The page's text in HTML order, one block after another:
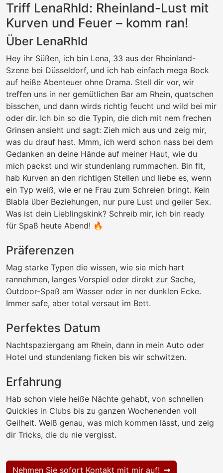
Triff LenaRhld: Rheinland-Lust mit
Kurven und Feuer – komm ran!
Über LenaRhld
Hey ihr Süßen, ich bin Lena, 33 aus der Rheinland-
Szene bei Düsseldorf, und ich hab einfach mega Bock
auf heiße Abenteuer ohne Drama. Stell dir vor, wir
treffen uns in ner gemütlichen Bar am Rhein, quatschen
bisschen, und dann wirds richtig feucht und wild bei mir
oder dir. Ich bin so die Typin, die dich mit nem frechen
Grinsen ansieht und sagt: Zieh mich aus und zeig mir,
was du drauf hast. Mmm, ich werd schon nass bei dem
Gedanken an deine Hände auf meiner Haut, wie du
mich packst und wir stundenlang rummachen. Bin fit,
hab Kurven an den richtigen Stellen und liebe es, wenn
ein Typ weiß, wie er ne Frau zum Schreien bringt. Kein
Blabla über Beziehungen, nur pure Lust und geiler Sex.
Was ist dein Lieblingskink? Schreib mir, ich bin ready
für Spaß heute Abend! 🔥
Präferenzen
Mag starke Typen die wissen, wie sie mich hart
rannehmen, langes Vorspiel oder direkt zur Sache,
Outdoor-Spaß am Wasser oder in ner dunklen Ecke.
Immer safe, aber total versaut im Bett.
Perfektes Datum
Nachtspaziergang am Rhein, dann in mein Auto oder
Hotel und stundenlang ficken bis wir schwitzen.
Erfahrung
Hab schon viele heiße Nächte gehabt, von schnellen
Quickies in Clubs bis zu ganzen Wochenenden voll
Geilheit. Weiß genau, was mich kommen lässt, und zeig
dir Tricks, die du nie vergisst.
Nehmen Sie sofort Kontakt mit mir auf!